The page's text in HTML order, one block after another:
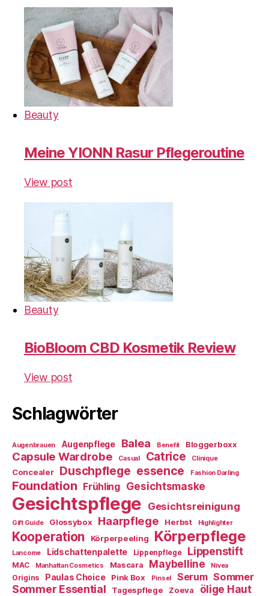
Beauty
Meine YIONN Rasur Pflegeroutine
View post
Beauty
BioBloom CBD Kosmetik Review
View post
Schlagwörter
Augenbrauen Augenpflege Balea Benefit Bloggerboxx
Capsule Wardrobe Casual Catrice Clinique
Concealer Duschpflege essence Fashion Darling
Foundation Frühling Gesichtsmaske
Gesichtspflege Gesichtsreinigung
Gift Guide Glossybox Haarpflege Herbst Highlighter
Kooperation Körperpeeling Körperpflege
Lancome Lidschattenpalette Lippenpflege Lippenstift
MAC Manhattan Cosmetics Mascara Maybelline Nivea
Origins Paulas Choice Pink Box Pinsel Serum Sommer
Sommer Essential Tagespflege Zoeva ölige Haut